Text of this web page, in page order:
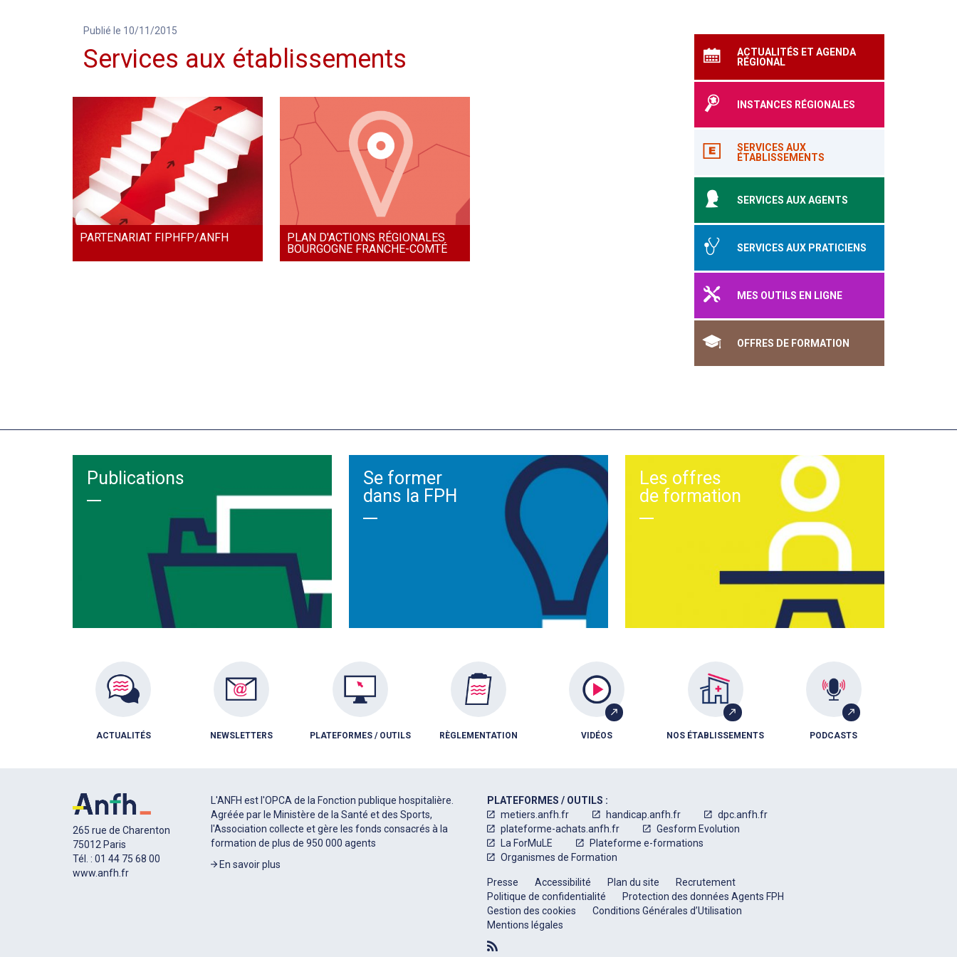
ACTUALITÉS ET AGENDA
RÉGIONAL
INSTANCES RÉGIONALES
SERVICES AUX
ÉTABLISSEMENTS
SERVICES AUX AGENTS
SERVICES AUX PRATICIENS
MES OUTILS EN LIGNE
OFFRES DE FORMATION
Publié le 10/11/2015
Services aux établissements
PARTENARIAT FIPHFP/ANFH
PLAN D'ACTIONS RÉGIONALES
BOURGOGNE FRANCHE-COMTÉ
Publications
Se former
dans la FPH
Les offres
de formation
ACTUALITÉS NEWSLETTERS PLATEFORMES / OUTILS RÈGLEMENTATION VIDÉOS NOS ÉTABLISSEMENTS PODCASTS
265 rue de Charenton
75012 Paris
Tél. : 01 44 75 68 00
www.anfh.fr
L'ANFH est l'OPCA de la Fonction publique hospitalière.
Agréée par le Ministère de la Santé et des Sports,
l'Association collecte et gère les fonds consacrés à la
formation de plus de 950 000 agents
En savoir plus
PLATEFORMES / OUTILS :
metiers.anfh.fr
handicap.anfh.fr
dpc.anfh.fr
plateforme-achats.anfh.fr
Gesform Evolution
La ForMuLE
Plateforme e-formations
Organismes de Formation
Presse Accessibilité Plan du site
Recrutement
Politique de confidentialité
Protection des données Agents FPH
Gestion des cookies
Conditions Générales d’Utilisation
Mentions légales